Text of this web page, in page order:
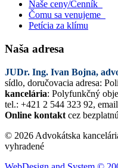
Naše ceny/Cenník
Čomu sa venujeme
Petícia za klímu
Naša adresa
JUDr. Ing. Ivan Bojna,
sídlo, doručovacia adresa:
kancelária: Polyfunkčný
tel.: +421 2 544 323 92,
Online kontakt cez
© 2026 Advokátska
vyhradené